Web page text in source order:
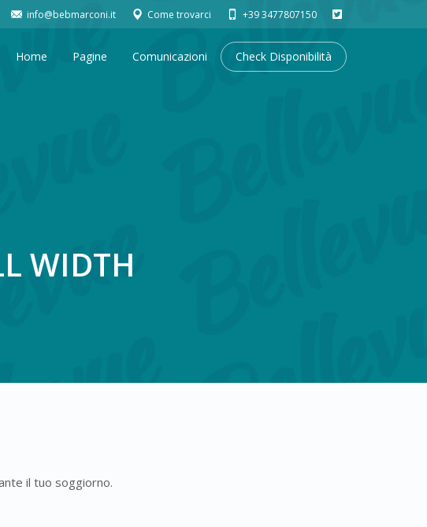
info@bebmarconi.it Come trovarci +39 3477807150
Home Pagine Comunicazioni Check Disponibilità
WIDTH
il tuo soggiorno.